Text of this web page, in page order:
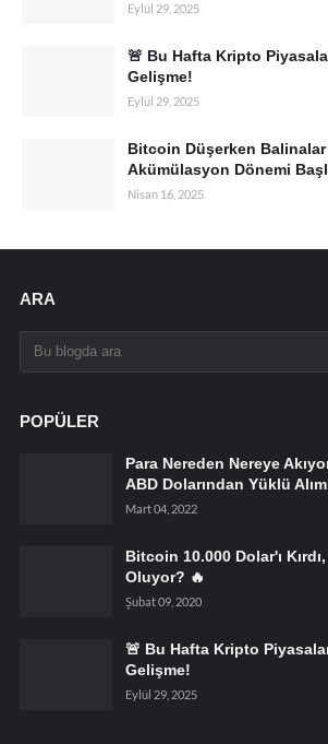
Eylül 29, 2025
🚨 Bu Hafta Kripto
Gelişme!
Eylül 29, 2025
Bitcoin Düşerken Balinalar
Akümülasyon Dönemi
Nisan 16, 2025
ARA
POPÜLER
Para Nereden Nereye
ABD Dolarından Yüklü
Mart 04, 2022
Bitcoin 10.000 Dolar'ı
Oluyor? 🔥
Şubat 09, 2020
🚨 Bu Hafta Kripto
Gelişme!
Eylül 29, 2025